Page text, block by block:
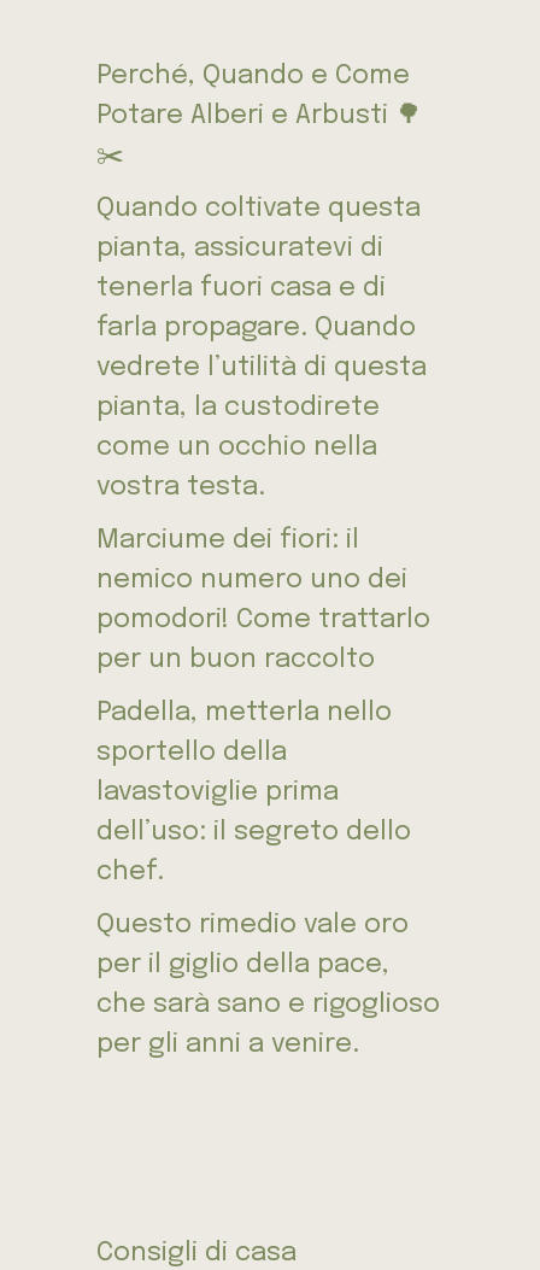
Perché, Quando e Come
Potare Alberi e Arbusti 🌳
✂️
Quando coltivate questa
pianta, assicuratevi di
tenerla fuori casa e di
farla propagare. Quando
vedrete l’utilità di questa
pianta, la custodirete
come un occhio nella
vostra testa.
Marciume dei fiori: il
nemico numero uno dei
pomodori! Come trattarlo
per un buon raccolto
Padella, metterla nello
sportello della
lavastoviglie prima
dell’uso: il segreto dello
chef.
Questo rimedio vale oro
per il giglio della pace,
che sarà sano e rigoglioso
per gli anni a venire.
Consigli di casa